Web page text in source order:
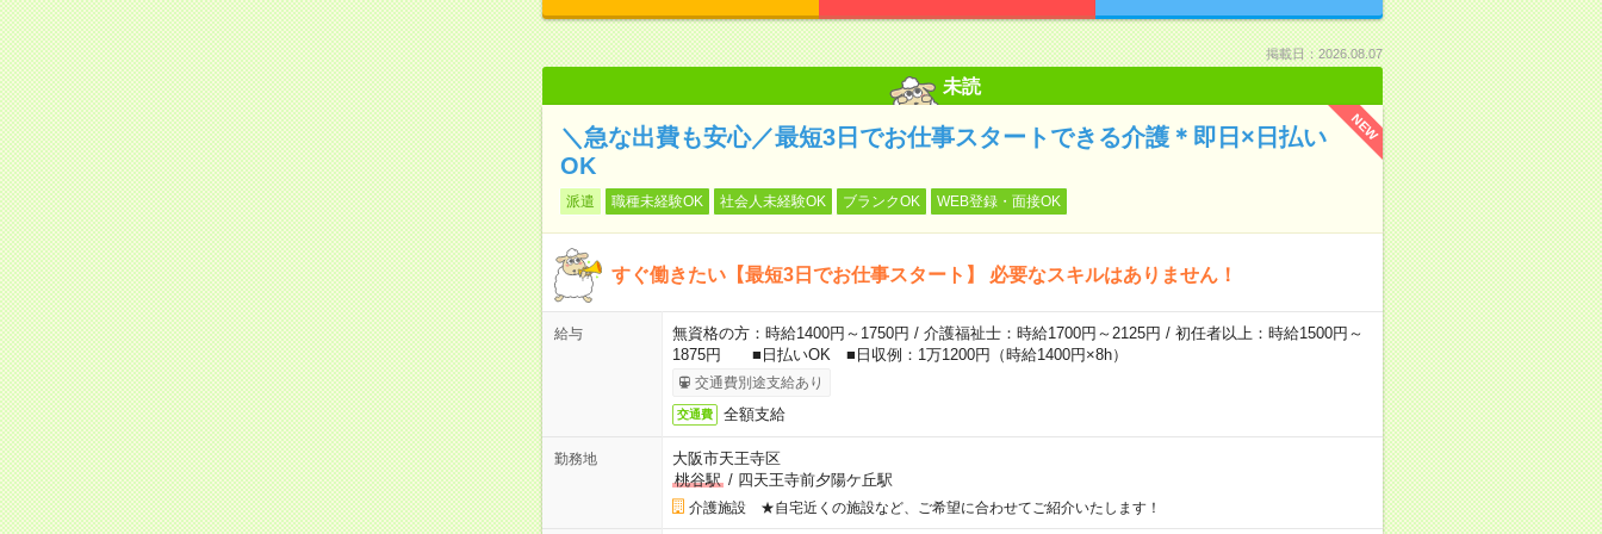
掲載日：2026.08.07
未読
NEW
＼急な出費も安心／最短3日でお仕事スタートできる介護＊即日×日払い
OK
派遣 職種未経験OK 社会人未経験OK ブランクOK WEB登録・面接OK
すぐ働きたい【最短3日でお仕事スタート】 必要なスキルはありません！
給与
無資格の方：時給1400円～1750円 / 介護福祉士：時給1700円～2125円 / 初任者以上：時給1500円～
1875円 ■日払いOK ■日収例：1万1200円（時給1400円×8h）
交通費別途支給あり
交通費 全額支給
勤務地
大阪市天王寺区
桃谷駅/ 四天王寺前夕陽ケ丘駅
介護施設 ★自宅近くの施設など、ご希望に合わせてご紹介いたします！